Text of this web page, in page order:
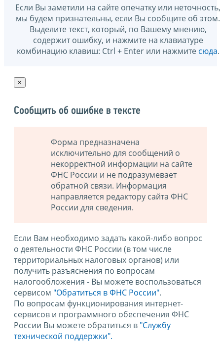
Если Вы заметили на сайте опечатку или неточность,
мы будем признательны, если Вы сообщите об этом.
Выделите текст, который, по Вашему мнению,
содержит ошибку, и нажмите на клавиатуре
комбинацию клавиш: Ctrl + Enter или нажмите сюда.
×
Сообщить об ошибке в тексте
Форма предназначена
исключительно для сообщений о
некорректной информации на сайте
ФНС России и не подразумевает
обратной связи. Информация
направляется редактору сайта ФНС
России для сведения.
Если Вам необходимо задать какой-либо вопрос
о деятельности ФНС России (в том числе
территориальных налоговых органов) или
получить разъяснения по вопросам
налогообложения - Вы можете воспользоваться
сервисом "Обратиться в ФНС России".
По вопросам функционирования интернет-
сервисов и программного обеспечения ФНС
России Вы можете обратиться в "Службу
технической поддержки".